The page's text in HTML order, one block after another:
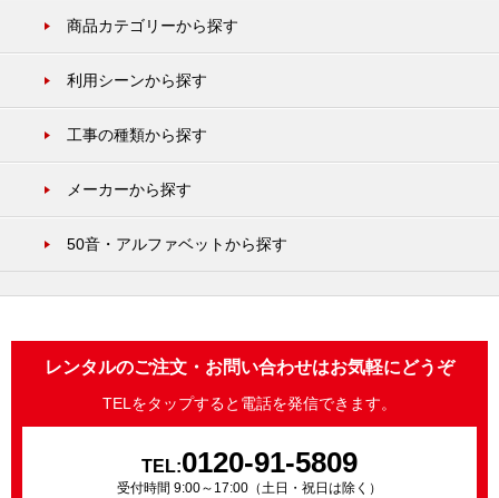
商品カテゴリーから探す
利用シーンから探す
工事の種類から探す
メーカーから探す
50音・アルファベットから探す
レンタルのご注文・お問い合わせはお気軽にどうぞ
TELをタップすると電話を発信できます。
TEL:0120-91-5809
受付時間 9:00～17:00（土日・祝日は除く）